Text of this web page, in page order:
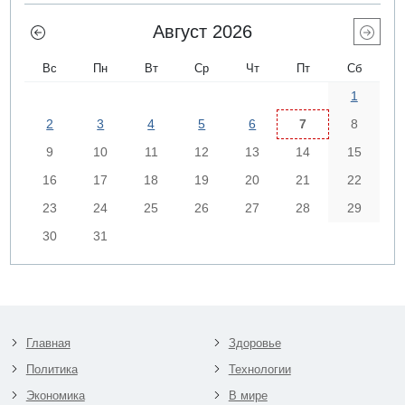
Август 2026
Вс Пн Вт Ср Чт Пт Сб
1
2
3 4 5 6 7
8
9
10 11 12 13 14
15
16
17 18 19 20 21
22
23
24 25 26 27 28
29
30
31
Главная
Политика
Экономика
Здоровье
Технологии
В мире